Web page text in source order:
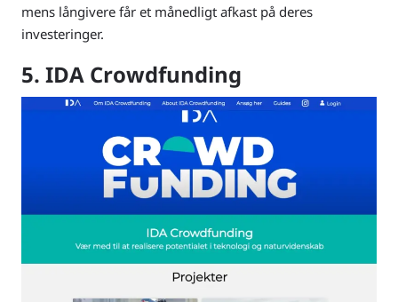
mens långivere får et månedligt afkast på deres
investeringer.
5. IDA Crowdfunding